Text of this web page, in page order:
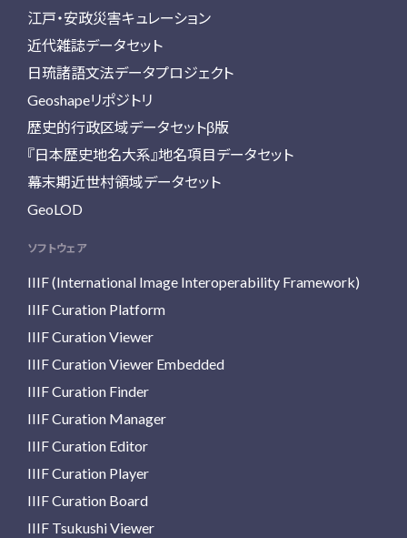
江戸・安政災害キュレーション
近代雑誌データセット
日琉諸語文法データプロジェクト
Geoshapeリポジトリ
歴史的行政区域データセットβ版
『日本歴史地名大系』地名項目データセット
幕末期近世村領域データセット
GeoLOD
ソフトウェア
IIIF (International Image Interoperability Framework)
IIIF Curation Platform
IIIF Curation Viewer
IIIF Curation Viewer Embedded
IIIF Curation Finder
IIIF Curation Manager
IIIF Curation Editor
IIIF Curation Player
IIIF Curation Board
IIIF Tsukushi Viewer